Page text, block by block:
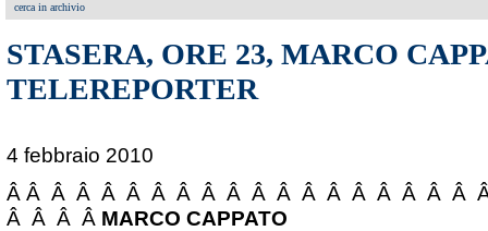
cerca in archivio
STASERA, ORE 23, MARCO
TELEREPORTER
4 febbraio 2010
Â Â Â Â Â Â Â Â Â Â Â Â Â Â Â Â Â Â Â
Â Â Â Â MARCO CAPPATO